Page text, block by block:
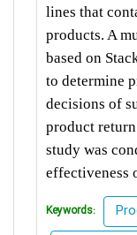
lines that
products. A
based on
to determine
decisions of
product
study was
effectiveness
Keywords: